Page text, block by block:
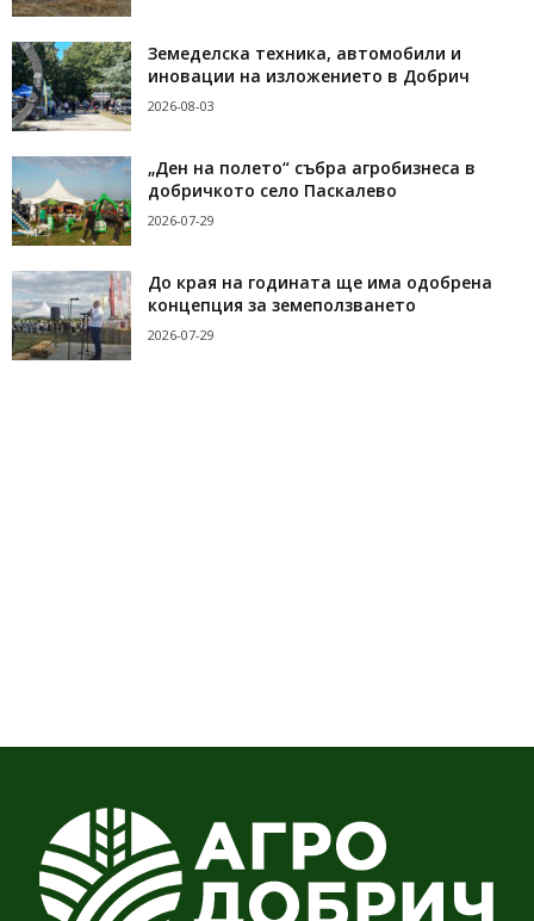
Земеделска техника, автомобили и
иновации на изложението в Добрич
2026-08-03
„Ден на полето“ събра агробизнеса в
добричкото село Паскалево
2026-07-29
До края на годината ще има одобрена
концепция за земеползването
2026-07-29